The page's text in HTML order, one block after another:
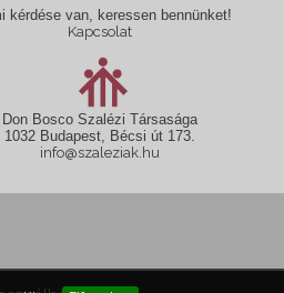
kérdése van, keressen bennünket!
Kapcsolat
Don Bosco Szalézi Társasága
1032 Budapest, Bécsi út 173.
info@szaleziak.hu